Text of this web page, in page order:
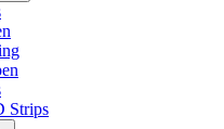
Strips